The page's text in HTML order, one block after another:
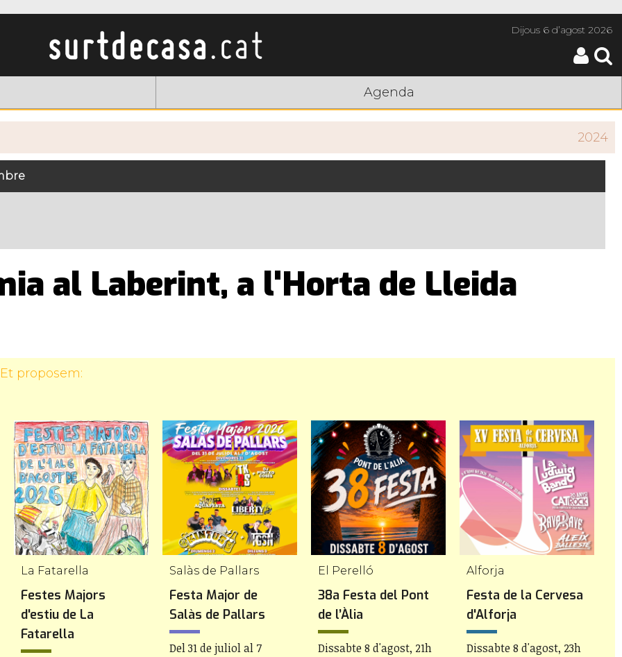
Dijous6 d’agost 2026
Agenda
2024
al Laberint, a l'Horta de Lleida
proposem:
La Fatarella
Festes Majors
d'estiu de La
Fatarella
Salàs de Pallars
Festa Major de
Salàs de Pallars
Del 31 de juliol al 7
El Perelló
38a Festa del Pont
de l’Àlia
Dissabte 8 d'agost, 21h
Alforja
Festa de la Cervesa
d'Alforja
Dissabte 8 d'agost, 23h